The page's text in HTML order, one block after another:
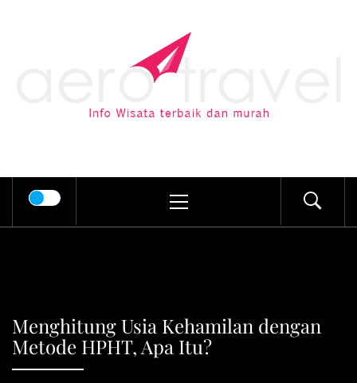
AERO TRAVEL
Menu
Menghitung Usia Kehamilan dengan
Metode HPHT, Apa Itu?